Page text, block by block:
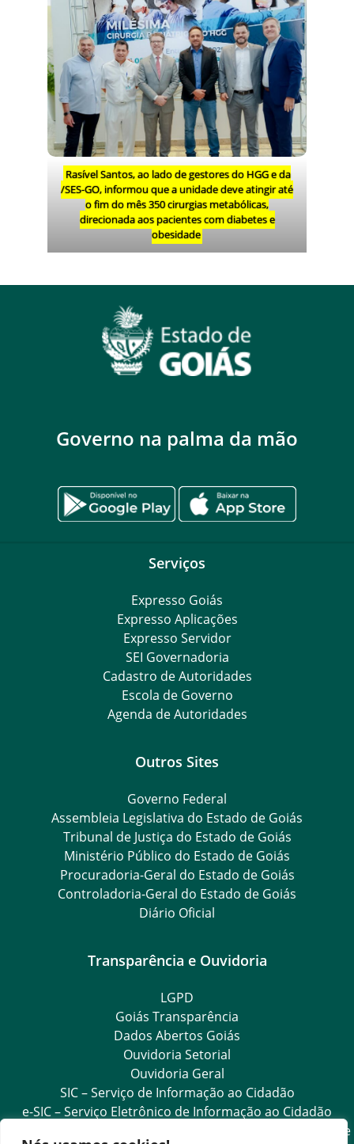
Rasível Santos, ao lado de gestores do HGG e da
/SES-GO, informou que a unidade deve atingir até
o fim do mês 350 cirurgias metabólicas,
direcionada aos pacientes com diabetes e
obesidade
Governo na palma da mão
Serviços
Expresso Goiás
Expresso Aplicações
Expresso Servidor
SEI Governadoria
Cadastro de Autoridades
Escola de Governo
Agenda de Autoridades
Outros Sites
Governo Federal
Assembleia Legislativa do Estado de Goiás
Tribunal de Justiça do Estado de Goiás
Ministério Público do Estado de Goiás
Procuradoria-Geral do Estado de Goiás
Controladoria-Geral do Estado de Goiás
Diário Oficial
Transparência e Ouvidoria
LGPD
Goiás Transparência
Dados Abertos Goiás
Ouvidoria Setorial
Ouvidoria Geral
SIC – Serviço de Informação ao Cidadão
e-SIC – Serviço Eletrônico de Informação ao Cidadão
Acesso às Informações das Organizações Sociais de Saúde